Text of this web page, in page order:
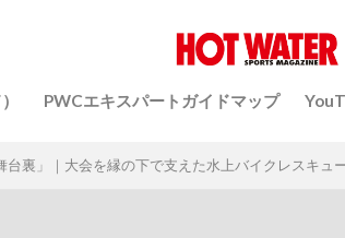
PWCエキスパートガイドマップ
裏」｜大会を縁の下で支えた水上バイクレスキュ